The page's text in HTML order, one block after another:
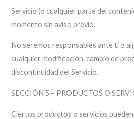
Servicio (o cualquier parte del
momento sin aviso previo.
No seremos responsables ante ti o
cualquier modificación, cambio de
discontinuidad del Servicio.
SECCIÓN 5 – PRODUCTOS O
Ciertos productos o servicios